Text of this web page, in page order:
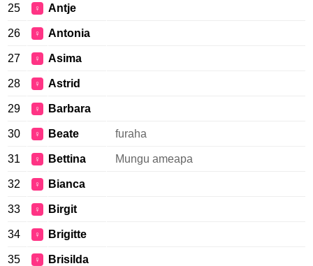
25 ♀ Antje
26 ♀ Antonia
27 ♀ Asima
28 ♀ Astrid
29 ♀ Barbara
30 ♀ Beate furaha
31 ♀ Bettina Mungu ameapa
32 ♀ Bianca
33 ♀ Birgit
34 ♀ Brigitte
35 ♀ Brisilda